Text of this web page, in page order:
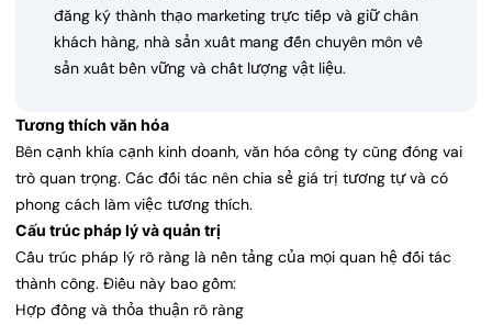
đăng ký thành thạo marketing trực tiếp và giữ chân
khách hàng, nhà sản xuất mang đến chuyên môn về
sản xuất bền vững và chất lượng vật liệu.
Tương thích văn hóa
Bên cạnh khía cạnh kinh doanh, văn hóa công ty cũng đóng vai
trò quan trọng. Các đối tác nên chia sẻ giá trị tương tự và có
phong cách làm việc tương thích.
Cấu trúc pháp lý và quản trị
Cấu trúc pháp lý rõ ràng là nền tảng của mọi quan hệ đối tác
thành công. Điều này bao gồm:
Hợp đồng và thỏa thuận rõ ràng